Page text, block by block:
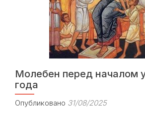
Молебен перед началом
года
Опубликовано 31/08/2025